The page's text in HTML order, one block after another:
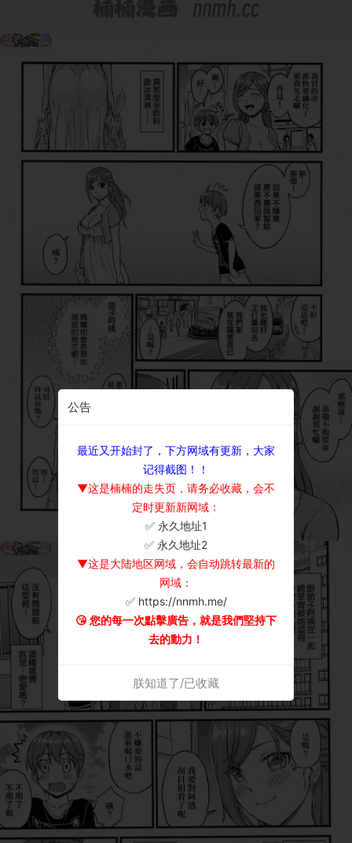
公告
最近又开始封了，下方网域有更新，大家
记得截图！！
▼这是楠楠的走失页，请务必收藏，会不
定时更新新网域：
✅ 永久地址1
✅ 永久地址2
▼这是大陆地区网域，会自动跳转最新的
网域：
✅ https://nnmh.me/
😘 您的每一次點擊廣告，就是我們堅持下
去的動力！
朕知道了/已收藏